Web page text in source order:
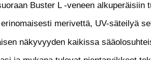
Buster L -veneen
merivettä, UV-säteilyä
näkyvyyden kaikissa